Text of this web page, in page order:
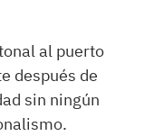
al puerto
después de
sin ningún